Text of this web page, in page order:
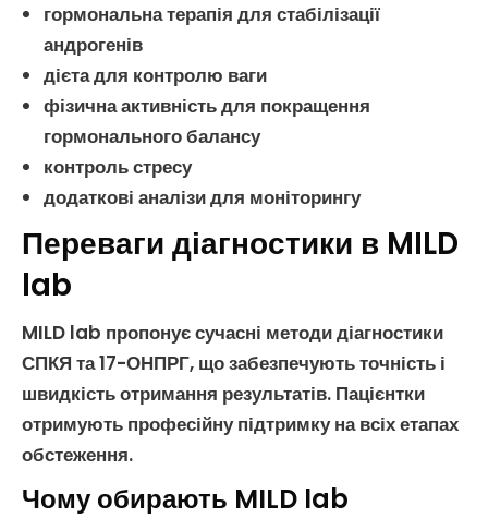
гормональна терапія для стабілізації
андрогенів
дієта для контролю ваги
фізична активність для покращення
гормонального балансу
контроль стресу
додаткові аналізи для моніторингу
Переваги діагностики в MILD
lab
MILD lab пропонує сучасні методи діагностики
СПКЯ та17-ОНПРГ, що забезпечують точність і
швидкість отримання результатів. Пацієнтки
отримують професійну підтримку на всіх етапах
обстеження.
Чому обирають MILD lab